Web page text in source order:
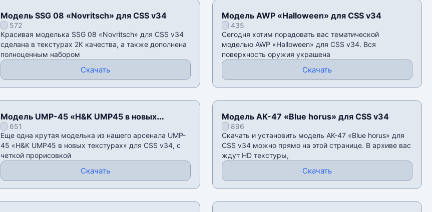
Модель SSG 08 «Novritsch» для CSS v34
572
Красивая моделька SSG 08 «Novritsch» для CSS v34
сделана в текстурах 2К качества, а также дополнена
полноценным набором
Скачать
Модель AWP «Halloween» для CSS v34
435
Сегодня хотим порадовать вас тематической
моделью AWP «Halloween» для CSS v34. Вся
поверхность оружия украшена
Скачать
Модель UMP-45 «H&K UMP45 в новых
текстурах» для CSS v34
651
Еще одна крутая моделька из нашего арсенала UMP-
45 «H&K UMP45 в новых текстурах» для CSS v34, с
четкой прорисовкой
Скачать
Модель AK-47 «Blue horus» для CSS v34
896
Скачать и установить модель AK-47 «Blue horus» для
CSS v34 можно прямо на этой странице. В архиве вас
ждут HD текстуры,
Скачать